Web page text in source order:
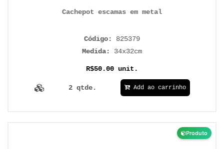
Cachepot escamas em metal
Código: 825379
Medida: 34x32cm
R$50.00 unit.
2 qtde. Add ao carrinho
Produto